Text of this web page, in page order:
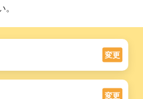
変更
変更